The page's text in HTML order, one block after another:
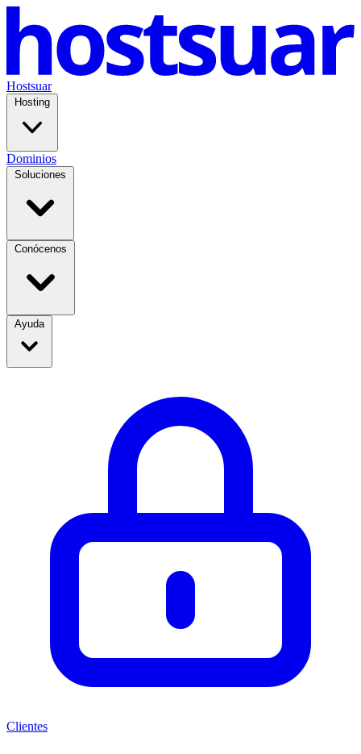
Hostsuar
Hosting
Dominios
Soluciones
Conócenos
Ayuda
Clientes